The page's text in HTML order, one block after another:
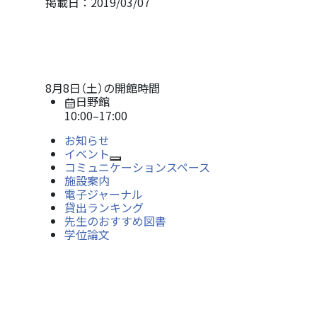
8月8日（土）の開館時間
日野館
10:00–17:00
お知らせ
イベント
Open/Close
コミュニケーションスペース
施設案内
電子ジャーナル
貸出ランキング
先生のおすすめ図書
学位論文